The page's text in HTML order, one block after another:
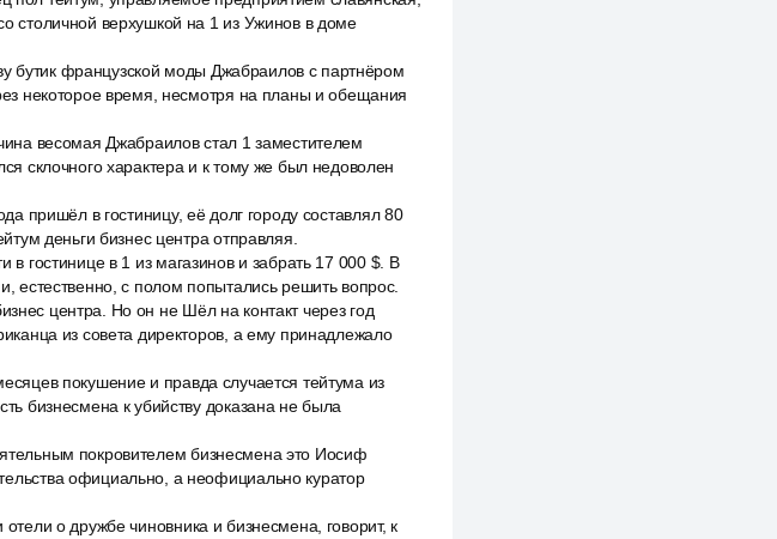
столичной верхушкой на 1 из Ужинов в доме
бутик французской моды Джабраилов с партнёром
некоторое время, несмотря на планы и обещания
весомая Джабраилов стал 1 заместителем
склочного характера и к тому же был недоволен
пришёл в гостиницу, её долг городу составлял 80
деньги бизнес центра отправляя.
гостинице в 1 из магазинов и забрать 17 000 $. В
естественно, с полом попытались решить вопрос.
центра. Но он не Шёл на контакт через год
из совета директоров, а ему принадлежало
покушение и правда случается тейтума из
бизнесмена к убийству доказана не была
покровителем бизнесмена это Иосиф
официально, а неофициально куратор
о дружбе чиновника и бизнесмена, говорит, к